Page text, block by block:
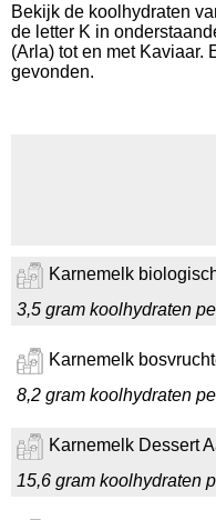
Koolhydraten tellen
Bekijk de koolhydraten
de letter K in
(Arla) tot en met Kaviaar.
gevonden.
Karnemelk
3,5 gram koolhydraten
Karnemelk
8,2 gram koolhydraten
Karnemelk Dessert
15,6 gram koolhydraten